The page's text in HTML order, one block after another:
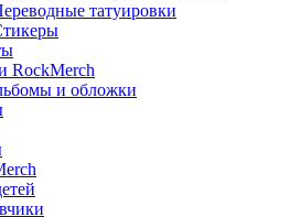
татуировки
RockMerch
и обложки